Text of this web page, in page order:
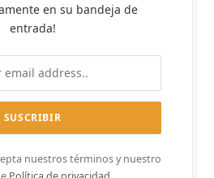
en su bandeja de
entrada!
nuestros términos y nuestro